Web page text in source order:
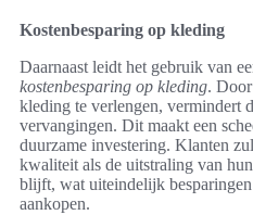
Kostenbesparing op kleding
Daarnaast leidt het gebruik van
kostenbesparing op kleding.
kleding te verlengen, vermindert
vervangingen. Dit maakt een
duurzame investering. Klanten
kwaliteit als de uitstraling van
blijft, wat uiteindelijk
aankopen.